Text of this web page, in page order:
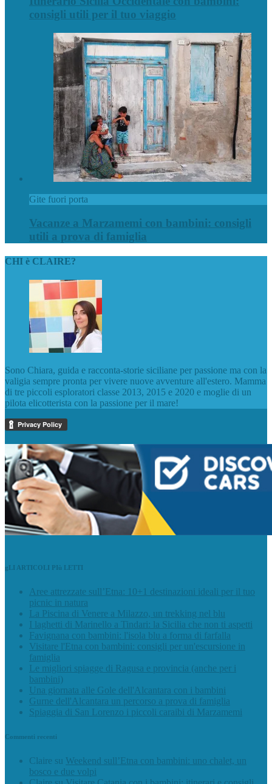
consigli utili per il tuo viaggio
Gite fuori porta
Vacanze a Marzamemi con bambini: consigli
utili a prova di famiglia
CHI è CLAIRE?
Sono Chiara, guida e racconta-storie siciliane per passione ma con la
valigia sempre pronta per vivere nuove avventure all'estero. Mamma
di tre piccoli esploratori classe 2013, 2015 e 2020 e moglie di un
pilota elicotterista con la passione per il mare!
gLI ARTICOLI PIù LETTI
Aree attrezzate sull’Etna: 10+1 destinazioni ideali per il tuo
picnic in natura
La Piscina di Venere a Milazzo, un trekking nel blu
I laghetti di Marinello a Tindari: la Sicilia che non ti aspetti
Favignana con bambini: l'isola blu a forma di farfalla
Visitare l'Etna con bambini: consigli per un'escursione in
famiglia
Le migliori spiagge di Ragusa e provincia (anche per i
bambini)
Una giornata alle Gole dell'Alcantara con i bambini
Gurne dell'Alcantara un percorso a prova di famiglia
Spiaggia di San Lorenzo i piccoli caraibi di Marzamemi
Commenti recenti
Claire su Weekend sull’Etna con bambini: uno chalet, un
bosco e due volpi